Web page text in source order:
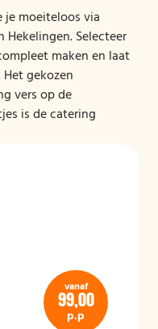
je moeiteloos via
Hekelingen. Selecteer
maken en laat
gekozen
vers op de
is de catering
vanaf
99,00
p.p